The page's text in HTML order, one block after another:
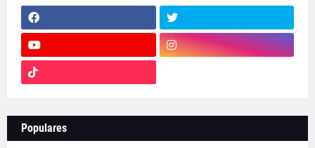
Populares